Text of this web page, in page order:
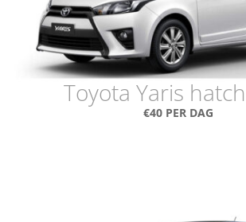
Toyota Yaris
€40 PER DAG